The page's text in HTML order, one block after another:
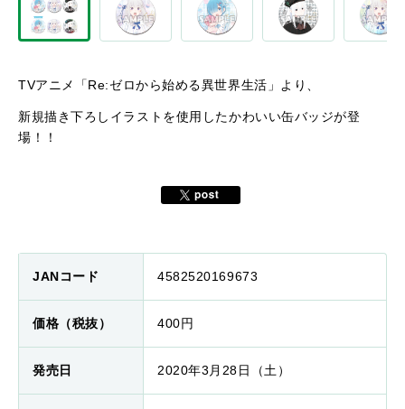
TVアニメ「Re:ゼロから始める異世界生活」より、
新規描き下ろしイラストを使用したかわいい缶バッジが登
場！！
JANコード 4582520169673
価格（税抜） 400円
発売日 2020年3月28日（土）